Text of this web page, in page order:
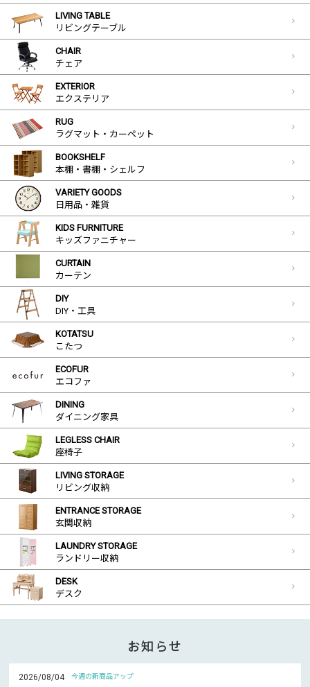
LIVING TABLE
リビングテーブル
CHAIR
チェア
EXTERIOR
エクステリア
RUG
ラグマット・カーペット
BOOKSHELF
本棚・書棚・シェルフ
VARIETY GOODS
日用品・雑貨
KIDS FURNITURE
キッズファニチャー
CURTAIN
カーテン
DIY
DIY・工具
KOTATSU
こたつ
ECOFUR
エコファ
DINING
ダイニング家具
LEGLESS CHAIR
座椅子
LIVING STORAGE
リビング収納
ENTRANCE STORAGE
玄関収納
LAUNDRY STORAGE
ランドリー収納
DESK
デスク
お知らせ
2026/08/04 今週の新商品アップ